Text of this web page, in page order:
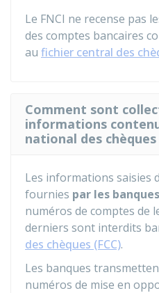
Le FNCI ne recense pas
des comptes bancaires
au fichier central des
Comment sont
informations
national des
Les informations saisies
fournies par les banques
numéros de comptes de
derniers sont interdits
des chèques (FCC).
Les banques
numéros de mise en